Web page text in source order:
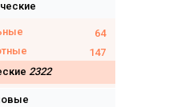
64
147
2322